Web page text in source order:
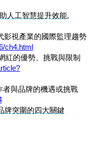
人工智慧提升效能,
影視產業的國際監理趨勢
ch4.html
紅的優勢、挑戰與限制
與品牌的機遇或挑戰
牌突圍的四大關鍵